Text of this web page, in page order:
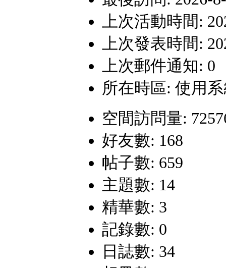
上次活動時間:
上次發表時間:
上次郵件通知: 0
所在時區: 使用
空間訪問量:
好友數: 168
帖子數: 659
主題數: 14
精華數: 3
記錄數: 0
日誌數: 34